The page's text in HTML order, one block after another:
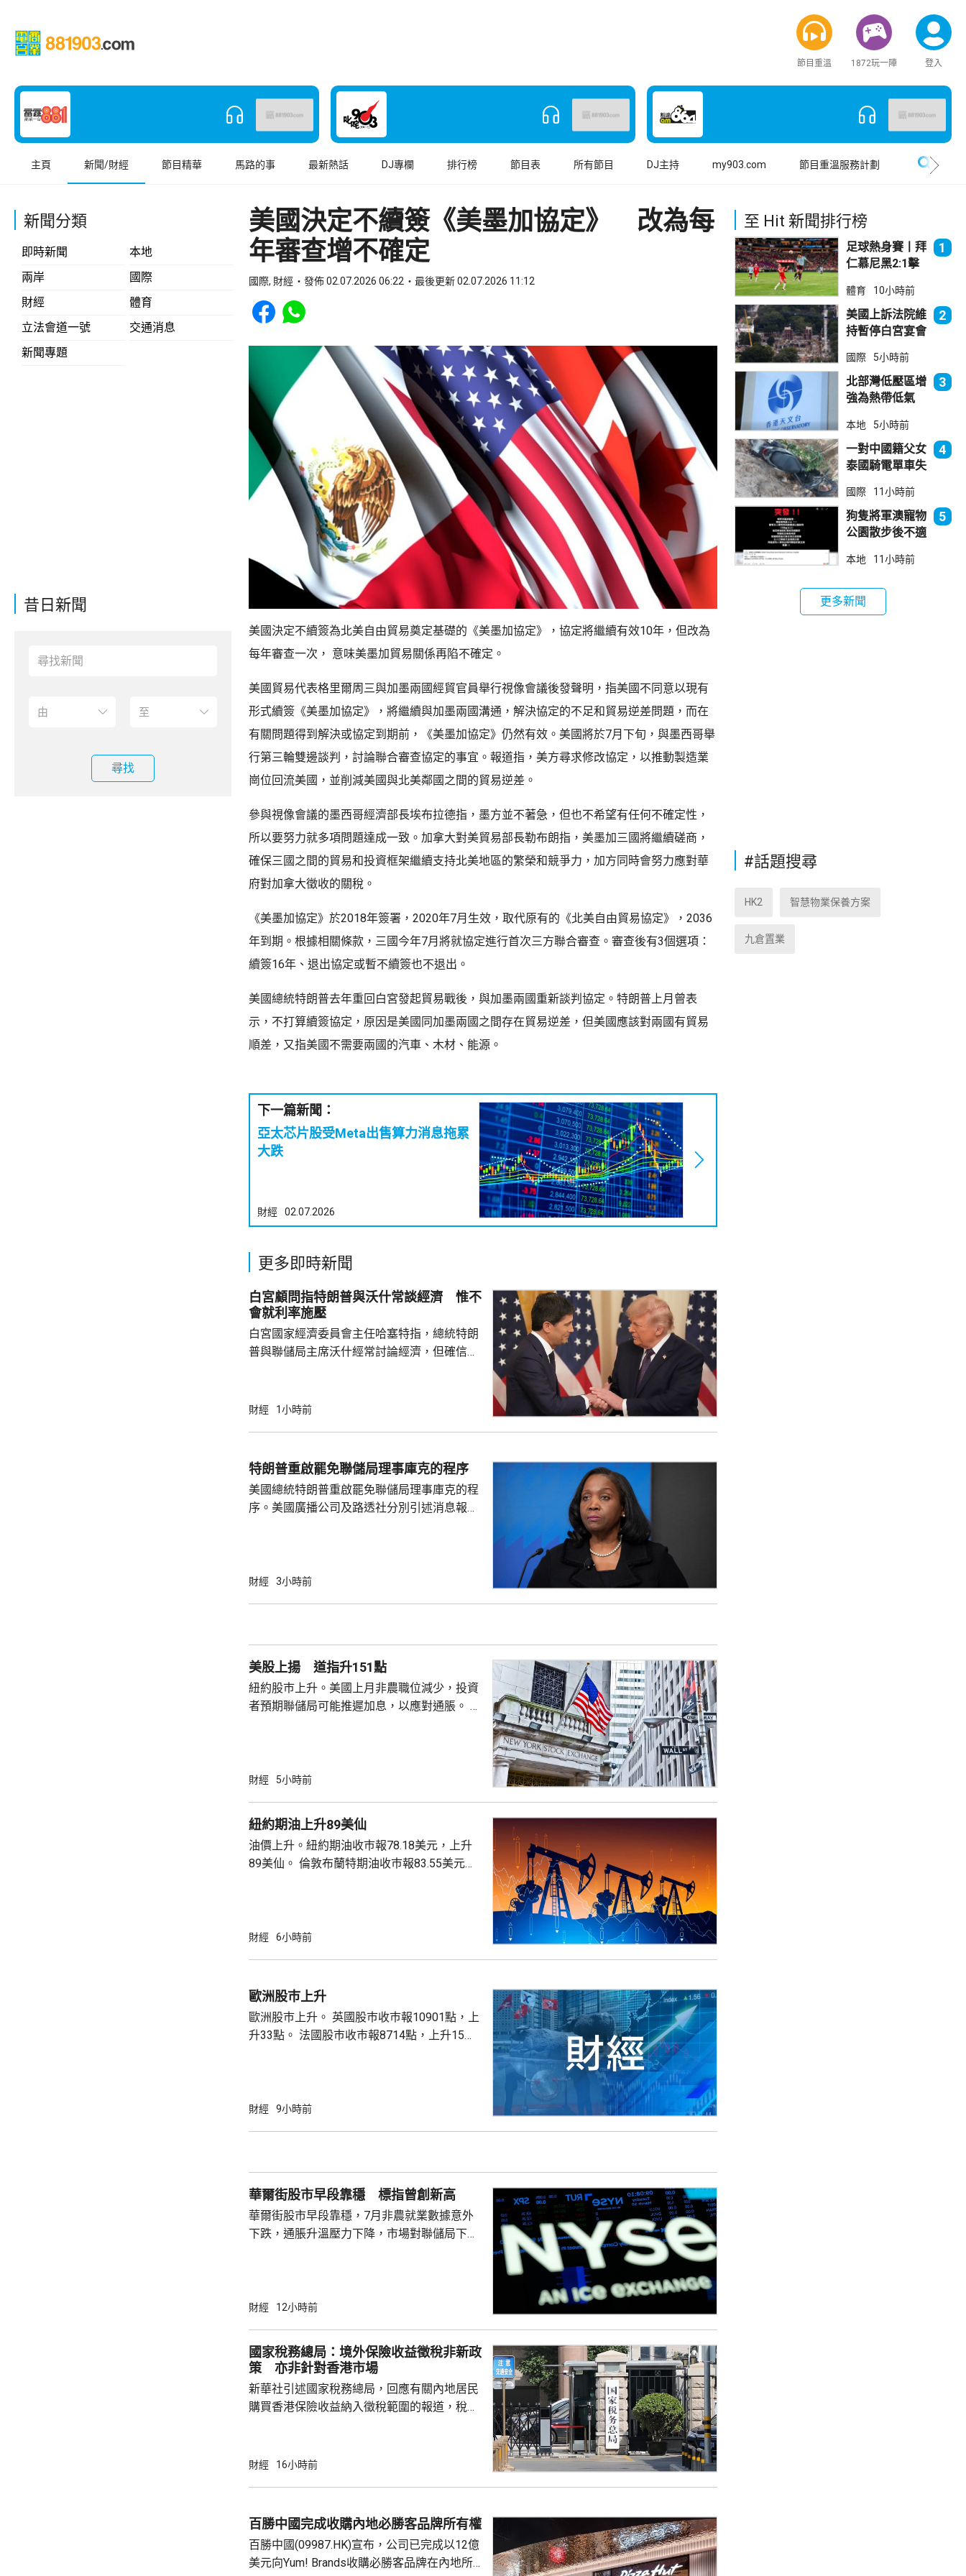
節目重溫 1872玩一陣 登入
主頁 新聞/財經 節目精華 馬路的事 最新熱話 DJ專欄 排行榜 節目表 所有節目 DJ主持 my903.com 節目重溫服務計劃
新聞分類
即時新聞
本地
兩岸
國際
財經
體育
立法會道一號
交通消息
新聞專題
昔日新聞
尋找
美國決定不續簽《美墨加協定》 改為每
年審查增不確定
國際, 財經 發佈 02.07.2026 06:22 最後更新 02.07.2026 11:12
Share to Facebook
Share to WhatsApp
美國決定不續簽為北美自由貿易奠定基礎的《美墨加協定》，協定將繼續有效10年，但改為
每年審查一次， 意味美墨加貿易關係再陷不確定。
美國貿易代表格里爾周三與加墨兩國經貿官員舉行視像會議後發聲明，指美國不同意以現有
形式續簽《美墨加協定》，將繼續與加墨兩國溝通，解決協定的不足和貿易逆差問題，而在
有關問題得到解決或協定到期前，《美墨加協定》仍然有效。美國將於7月下旬，與墨西哥舉
行第三輪雙邊談判，討論聯合審查協定的事宜。報道指，美方尋求修改協定，以推動製造業
崗位回流美國，並削減美國與北美鄰國之間的貿易逆差。
參與視像會議的墨西哥經濟部長埃布拉德指，墨方並不著急，但也不希望有任何不確定性，
所以要努力就多項問題達成一致。加拿大對美貿易部長勒布朗指，美墨加三國將繼續磋商，
確保三國之間的貿易和投資框架繼續支持北美地區的繁榮和競爭力，加方同時會努力應對華
府對加拿大徵收的關稅。
《美墨加協定》於2018年簽署，2020年7月生效，取代原有的《北美自由貿易協定》，2036
年到期。根據相關條款，三國今年7月將就協定進行首次三方聯合審查。審查後有3個選項：
續簽16年、退出協定或暫不續簽也不退出。
美國總統特朗普去年重回白宮發起貿易戰後，與加墨兩國重新談判協定。特朗普上月曾表
示，不打算續簽協定，原因是美國同加墨兩國之間存在貿易逆差，但美國應該對兩國有貿易
順差，又指美國不需要兩國的汽車、木材、能源。
下一篇新聞：
亞太芯片股受Meta出售算力消息拖累
大跌
財經 02.07.2026
更多即時新聞
白宮顧問指特朗普與沃什常談經濟 惟不
會就利率施壓
白宮國家經濟委員會主任哈塞特指，總統特朗
普與聯儲局主席沃什經常討論經濟，但確信特
什和特朗普長期以來關係非常密切，一直會討
見，令外界質疑特朗普可能試圖影響聯儲局決
策。不過日程顯示，沃什6月沒與特朗普通話
或會談，只是與財長貝森特進行三次早餐
會，...
財經 1小時前
特朗普重啟罷免聯儲局理事庫克的程序
美國總統特朗普重啟罷免聯儲局理事庫克的程
序。美國廣播公司及路透社分別引述消息報
事的誠信產生質疑，因此特朗普正考慮撒銷她
財經 3小時前
美股上揚 道指升151點
紐約股巿上升。美國上月非農職位減少，投資
者預期聯儲局可能推遲加息，以應對通脹。 道
上升47點。 總計整個星期，納指上升5.2%。
財經 5小時前
紐約期油上升89美仙
油價上升。紐約期油收巿報78.18美元，上升
89美仙。 倫敦布蘭特期油收巿報83.55美元，
財經 6小時前
歐洲股巿上升
歐洲股巿上升。 英國股巿收巿報10901點，上
升33點。 法國股巿收巿報8714點，上升15
財經 9小時前
華爾街股市早段靠穩 標指曾創新高
華爾街股市早段靠穩，7月非農就業數據意外
下跌，通脹升溫壓力下降，市場對聯儲局下月
53965點，升80點； 標準普爾500指數報7737
250點。
財經 12小時前
國家稅務總局：境外保險收益徵稅非新政
策 亦非針對香港市場
新華社引述國家稅務總局，回應有關內地居民
購買香港保險收益納入徵稅範圍的報道，稅務
行納稅義務，境外保險收益也屬於應納稅所得
從境外取得，包括保險收益在內，應依法繳納
個人所得稅，是國際通行做法，亦是中國個人
所得稅法實施以來，一直堅持的基本原則...
財經 16小時前
百勝中國完成收購內地必勝客品牌所有權
百勝中國(09987.HK)宣布，公司已完成以12億
美元向Yum! Brands收購必勝客品牌在內地所
至 Hit 新聞排行榜
足球熱身賽丨拜
仁慕尼黑2:1擊
1
體育 10小時前
美國上訴法院維
持暫停白宮宴會
2
國際 5小時前
北部灣低壓區增
強為熱帶低氣
本港直接威脅不
大
3
本地 5小時前
一對中國籍父女
泰國騎電單車失
傷
4
國際 11小時前
狗隻將軍澳寵物
公園散步後不適
跟進
5
本地 11小時前
更多新聞
#話題搜尋
HK2 智慧物業保養方案
九倉置業